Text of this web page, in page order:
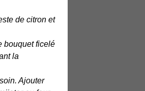
de citron et
bouquet ficelé
la
Ajouter